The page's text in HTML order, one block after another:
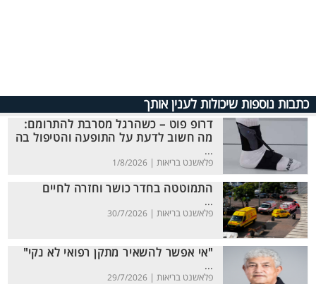
כתבות נוספות שיכולות לענין אותך
דרופ פוט – כשהרגל מסרבת להתרומם:
מה חשוב לדעת על התופעה והטיפול בה
...
פלאשנט בריאות | 1/8/2026
התמוטטה בחדר כושר וחזרה לחיים
...
פלאשנט בריאות | 30/7/2026
"אי אפשר להשאיר מתקן רפואי לא נקי"
...
פלאשנט בריאות | 29/7/2026